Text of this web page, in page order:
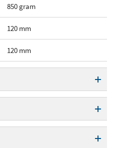
850 gram
120 mm
120 mm